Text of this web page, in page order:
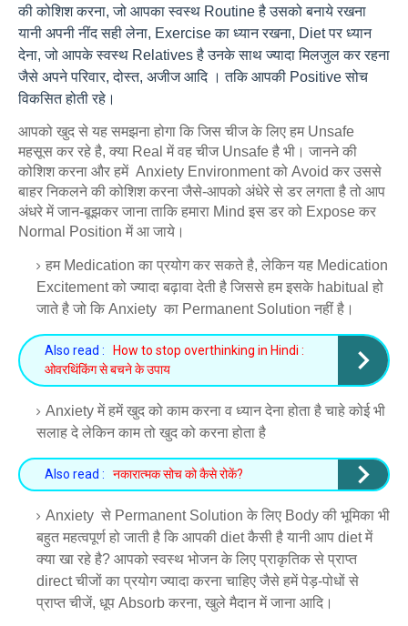
की कोशिश करना, जो आपका स्वस्थ Routine है उसको बनाये रखना
यानी अपनी नींद सही लेना, Exercise का ध्यान रखना, Diet पर ध्यान
देना, जो आपके स्वस्थ Relatives है उनके साथ ज्यादा मिलजुल कर रहना
जैसे अपने परिवार, दोस्त, अजीज आदि । तकि आपकी Positive सोच
विकसित होती रहे।
आपको खुद से यह समझना होगा कि जिस चीज के लिए हम Unsafe
महसूस कर रहे है, क्या Real में वह चीज Unsafe है भी। जानने की
कोशिश करना और हमें Anxiety Environment को Avoid कर उससे
बाहर निकलने की कोशिश करना जैसे-आपको अंधेरे से डर लगता है तो आप
अंधरे में जान-बूझकर जाना ताकि हमारा Mind इस डर को Expose कर
Normal Position में आ जाये।
हम Medication का प्रयोग कर सकते है, लेकिन यह Medication
Excitement को ज्यादा बढ़ावा देती है जिससे हम इसके habitual हो
जाते है जो कि Anxiety का Permanent Solution नहीं है।
Also read :
How to stop overthinking in Hindi :
ओवरथिंकिंग से बचने के उपाय
Anxiety में हमें खुद को काम करना व ध्यान देना होता है चाहे कोई भी
सलाह दे लेकिन काम तो खुद को करना होता है
Also read : नकारात्मक सोच को कैसे रोकें?
Anxiety से Permanent Solution के लिए Body की भूमिका भी
बहुत महत्वपूर्ण हो जाती है कि आपकी diet कैसी है यानी आप diet में
क्या खा रहे है? आपको स्वस्थ भोजन के लिए प्राकृतिक से प्राप्त
direct चीजों का प्रयोग ज्यादा करना चाहिए जैसे हमें पेड़-पोधों से
प्राप्त चीजें, धूप Absorb करना, खुले मैदान में जाना आदि।